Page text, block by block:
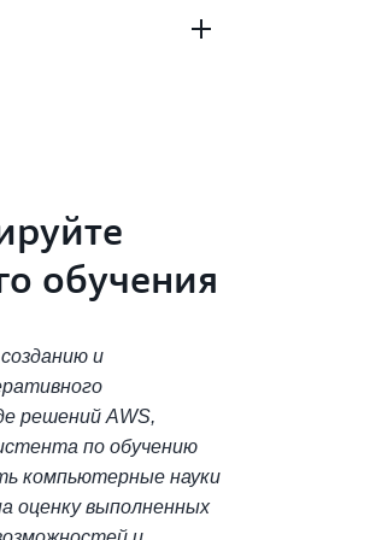
чат-ботов и
обучения
и
решений AWS,
по обучению
компьютерные науки
оценку выполненных